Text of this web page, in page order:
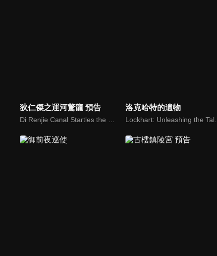
狄仁傑之運河驚龍 預告 洛克哈特的遺物